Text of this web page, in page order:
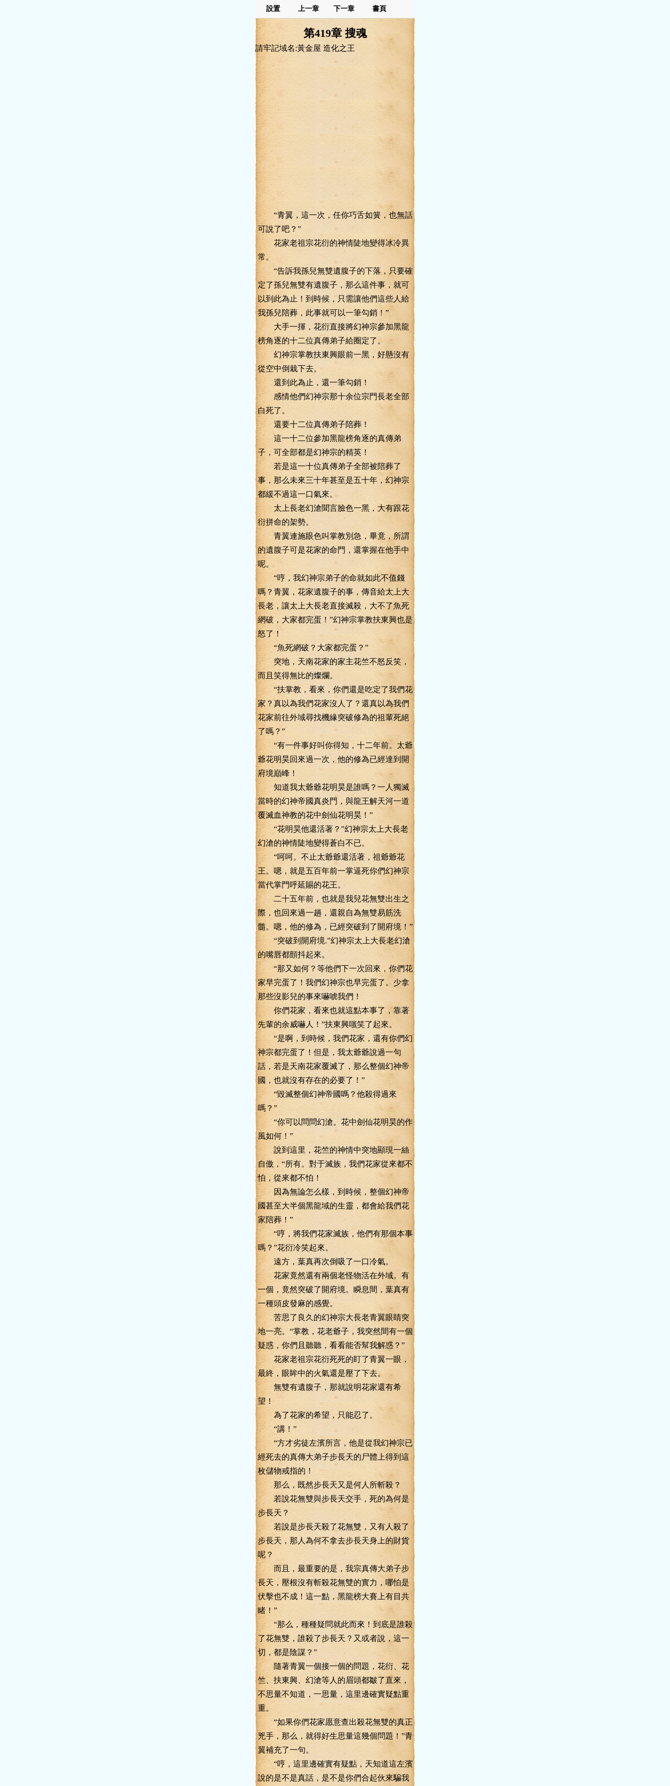
設置 上一章 下一章 書頁
第419章 搜魂
請牢記域名:黃金屋 造化之王
“青翼，這一次，任你巧舌如簧，也無話
可說了吧？”
花家老祖宗花衍的神情陡地變得冰冷異
常。
“告訴我孫兒無雙遺腹子的下落，只要確
定了孫兒無雙有遺腹子，那么這件事，就可
以到此為止！到時候，只需讓他們這些人給
我孫兒陪葬，此事就可以一筆勾銷！”
大手一揮，花衍直接將幻神宗參加黑龍
榜角逐的十二位真傳弟子給圈定了。
幻神宗掌教扶東興眼前一黑，好懸沒有
從空中倒栽下去。
還到此為止，還一筆勾銷！
感情他們幻神宗那十余位宗門長老全部
白死了。
還要十二位真傳弟子陪葬！
這一十二位參加黑龍榜角逐的真傳弟
子，可全部都是幻神宗的精英！
若是這一十位真傳弟子全部被陪葬了
事，那么未來三十年甚至是五十年，幻神宗
都緩不過這一口氣來。
太上長老幻滄聞言臉色一黑，大有跟花
衍拼命的架勢。
青翼連施眼色叫掌教別急，畢竟，所謂
的遺腹子可是花家的命門，還掌握在他手中
呢。
“哼，我幻神宗弟子的命就如此不值錢
嗎？青翼，花家遺腹子的事，傳音給太上大
長老，讓太上大長老直接滅殺，大不了魚死
網破，大家都完蛋！”幻神宗掌教扶東興也是
怒了！
“魚死網破？大家都完蛋？”
突地，天南花家的家主花竺不怒反笑，
而且笑得無比的燦爛。
“扶掌教，看來，你們還是吃定了我們花
家？真以為我們花家沒人了？還真以為我們
花家前往外域尋找機緣突破修為的祖輩死絕
了嗎？”
“有一件事好叫你得知，十二年前。太爺
爺花明昊回來過一次，他的修為已經達到開
府境巔峰！
知道我太爺爺花明昊是誰嗎？一人獨滅
當時的幻神帝國真炎門，與龍王解天河一道
覆滅血神教的花中劍仙花明昊！”
“花明昊他還活著？”幻神宗太上大長老
幻滄的神情陡地變得蒼白不已。
“呵呵。不止太爺爺還活著，祖爺爺花
王。嗯，就是五百年前一掌逼死你們幻神宗
當代掌門呼延賜的花王。
二十五年前，也就是我兒花無雙出生之
際，也回來過一趟，還親自為無雙易筋洗
髓。嗯，他的修為，已經突破到了開府境！”
“突破到開府境.”幻神宗太上大長老幻滄
的嘴唇都顫抖起來。
“那又如何？等他們下一次回來，你們花
家早完蛋了！我們幻神宗也早完蛋了。少拿
那些沒影兒的事來嚇唬我們！
你們花家，看來也就這點本事了，靠著
先輩的余威嚇人！”扶東興嗤笑了起來。
“是啊，到時候，我們花家，還有你們幻
神宗都完蛋了！但是，我太爺爺說過一句
話，若是天南花家覆滅了，那么整個幻神帝
國，也就沒有存在的必要了！”
“毀滅整個幻神帝國嗎？他殺得過來
嗎？”
“你可以問問幻滄。花中劍仙花明昊的作
風如何！”
說到這里，花竺的神情中突地顯現一絲
自傲，“所有。對于滅族，我們花家從來都不
怕，從來都不怕！
因為無論怎么樣，到時候，整個幻神帝
國甚至大半個黑龍域的生靈，都會給我們花
家陪葬！”
“哼，將我們花家滅族，他們有那個本事
嗎？”花衍冷笑起來。
遠方，葉真再次倒吸了一口冷氣。
花家竟然還有兩個老怪物活在外域。有
一個，竟然突破了開府境。瞬息間，葉真有
一種頭皮發麻的感覺。
苦思了良久的幻神宗大長老青翼眼睛突
地一亮。“掌教，花老爺子，我突然間有一個
疑惑，你們且聽聽，看看能否幫我解惑？”
花家老祖宗花衍死死的盯了青翼一眼，
最終，眼眸中的火氣還是壓了下去。
無雙有遺腹子，那就說明花家還有希
望！
為了花家的希望，只能忍了。
“講！”
“方才劣徒左濱所言，他是從我幻神宗已
經死去的真傳大弟子步長天的尸體上得到這
枚儲物戒指的！
那么，既然步長天又是何人所斬殺？
若說花無雙與步長天交手，死的為何是
步長天？
若說是步長天殺了花無雙，又有人殺了
步長天，那人為何不拿去步長天身上的財貨
呢？
而且，最重要的是，我宗真傳大弟子步
長天，壓根沒有斬殺花無雙的實力，哪怕是
伏擊也不成！這一點，黑龍榜大賽上有目共
睹！”
“那么，種種疑問就此而來！到底是誰殺
了花無雙，誰殺了步長天？又或者說，這一
切，都是陰謀？”
隨著青翼一個接一個的問題，花衍、花
竺、扶東興、幻滄等人的眉頭都皺了直來，
不思量不知道，一思量，這里邊確實疑點重
重。
“如果你們花家愿意查出殺花無雙的真正
兇手，那么，就得好生思量這幾個問題！”青
翼補充了一句。
“哼，這里邊確實有疑點，天知道這左濱
說的是不是真話，是不是你們合起伙來騙我